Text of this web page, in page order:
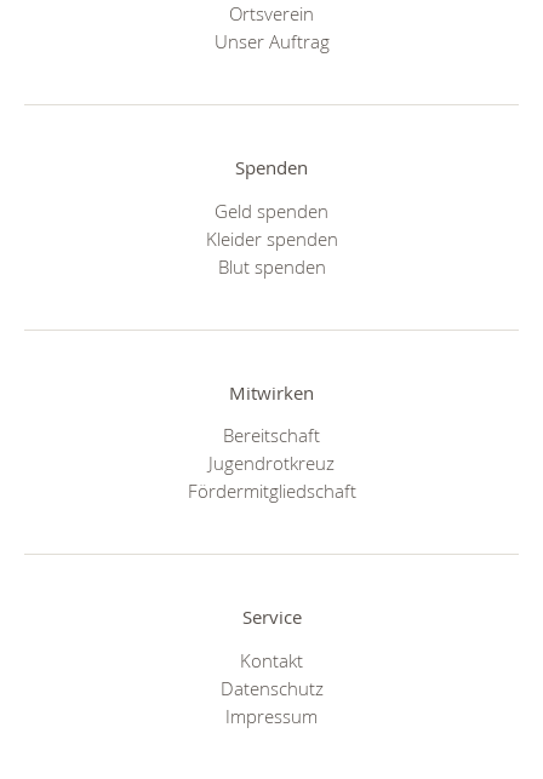
Ortsverein
Unser Auftrag
Spenden
Geld spenden
Kleider spenden
Blut spenden
Mitwirken
Bereitschaft
Jugendrotkreuz
Fördermitgliedschaft
Service
Kontakt
Datenschutz
Impressum